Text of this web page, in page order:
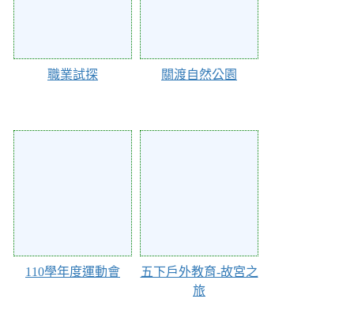
職業試探 關渡自然公園
110學年度運動會
五下戶外教育-故宮之
旅